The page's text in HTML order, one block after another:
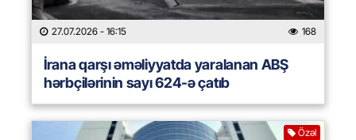
27.07.2026 - 16:15 168
İrana qarşı əməliyyatda yaralanan ABŞ
hərbçilərinin sayı 624-ə çatıb
Özəl